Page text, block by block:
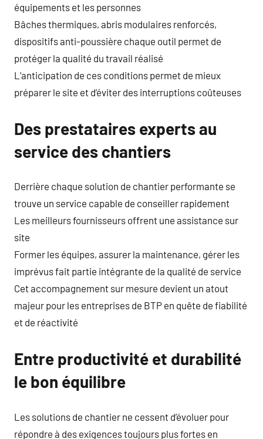
équipements et les personnes
Bâches thermiques, abris modulaires renforcés,
dispositifs anti-poussière chaque outil permet de
protéger la qualité du travail réalisé
L’anticipation de ces conditions permet de mieux
préparer le site et d’éviter des interruptions coûteuses
Des prestataires experts au
service des chantiers
Derrière chaque solution de chantier performante se
trouve un service capable de conseiller rapidement
Les meilleurs fournisseurs offrent une assistance sur
site
Former les équipes, assurer la maintenance, gérer les
imprévus fait partie intégrante de la qualité de service
Cet accompagnement sur mesure devient un atout
majeur pour les entreprises de BTP en quête de fiabilité
et de réactivité
Entre productivité et durabilité
le bon équilibre
Les solutions de chantier ne cessent d’évoluer pour
répondre à des exigences toujours plus fortes en